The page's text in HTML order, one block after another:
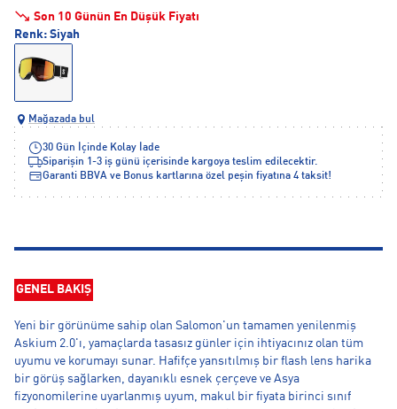
Son 10 Günün En Düşük Fiyatı
Renk: Siyah
Mağazada bul
30 Gün İçinde Kolay İade
Siparişin 1-3 iş günü içerisinde kargoya teslim edilecektir.
Garanti BBVA ve Bonus kartlarına özel peşin fiyatına 4 taksit!
GENEL BAKIŞ
Yeni bir görünüme sahip olan Salomon'un tamamen yenilenmiş
Askium 2.0'ı, yamaçlarda tasasız günler için ihtiyacınız olan tüm
uyumu ve korumayı sunar. Hafifçe yansıtılmış bir flash lens harika
bir görüş sağlarken, dayanıklı esnek çerçeve ve Asya
fizyonomilerine uyarlanmış uyum, makul bir fiyata birinci sınıf